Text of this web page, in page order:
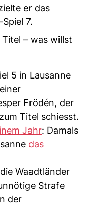
er das
7.
– was willst
5 in Lausanne
Frödén, der
Titel schiesst.
Jahr: Damals
das
Waadtländer
Strafe
der